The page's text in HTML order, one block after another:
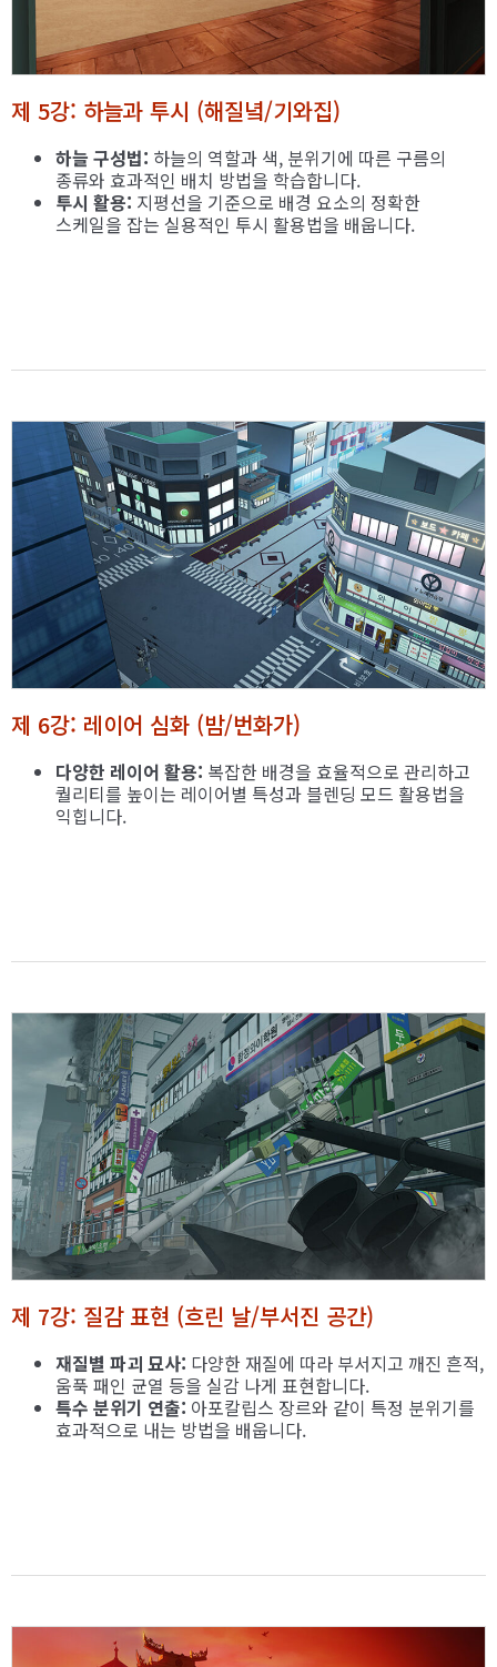
제 5강: 하늘과 투시 (해질녘/기와집)
하늘 구성법: 하늘의 역할과 색, 분위기에 따른 구름의
종류와 효과적인 배치 방법을 학습합니다.
투시 활용: 지평선을 기준으로 배경 요소의 정확한
스케일을 잡는 실용적인 투시 활용법을 배웁니다.
제 6강: 레이어 심화 (밤/번화가)
다양한 레이어 활용: 복잡한 배경을 효율적으로 관리하고
퀄리티를 높이는 레이어별 특성과 블렌딩 모드 활용법을
익힙니다.
제 7강: 질감 표현 (흐린 날/부서진 공간)
재질별 파괴 묘사: 다양한 재질에 따라 부서지고 깨진 흔적,
움푹 패인 균열 등을 실감 나게 표현합니다.
특수 분위기 연출: 아포칼립스 장르와 같이 특정 분위기를
효과적으로 내는 방법을 배웁니다.